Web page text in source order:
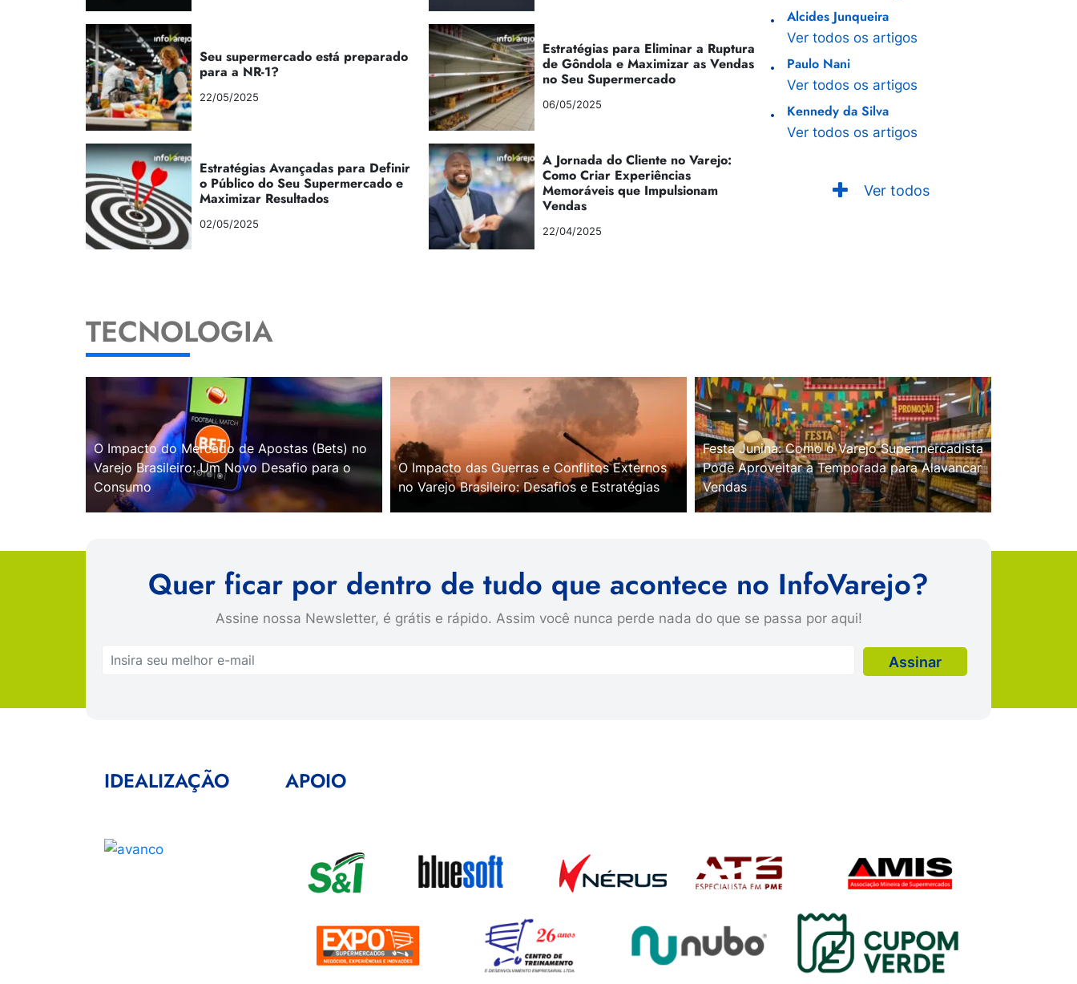
Seu supermercado está preparado
para a NR-1?
22/05/2025
Estratégias para Eliminar a Ruptura
de Gôndola e Maximizar as Vendas
no Seu Supermercado
06/05/2025
Estratégias Avançadas para Definir
o Público do Seu Supermercado e
Maximizar Resultados
02/05/2025
A Jornada do Cliente no Varejo:
Como Criar Experiências
Memoráveis que Impulsionam
Vendas
22/04/2025
Alcides Junqueira
Ver todos os artigos
Paulo Nani
Ver todos os artigos
Kennedy da Silva
Ver todos os artigos
Ver todos
TECNOLOGIA
O Impacto do Mercado de Apostas (Bets) no
Varejo Brasileiro: Um Novo Desafio para o
Consumo
O Impacto das Guerras e Conflitos Externos
no Varejo Brasileiro: Desafios e Estratégias
Festa Junina: Como o Varejo Supermercadista
Pode Aproveitar a Temporada para Alavancar
Vendas
Quer ficar por dentro de tudo que acontece no InfoVarejo?
Assine nossa Newsletter, é grátis e rápido. Assim você nunca perde nada do que se passa por aqui!
IDEALIZAÇÃO APOIO